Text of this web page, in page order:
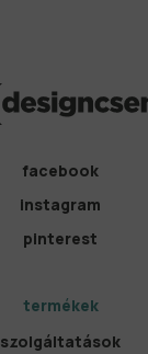
facebook
instagram
pinterest
termékek
szolgáltatások